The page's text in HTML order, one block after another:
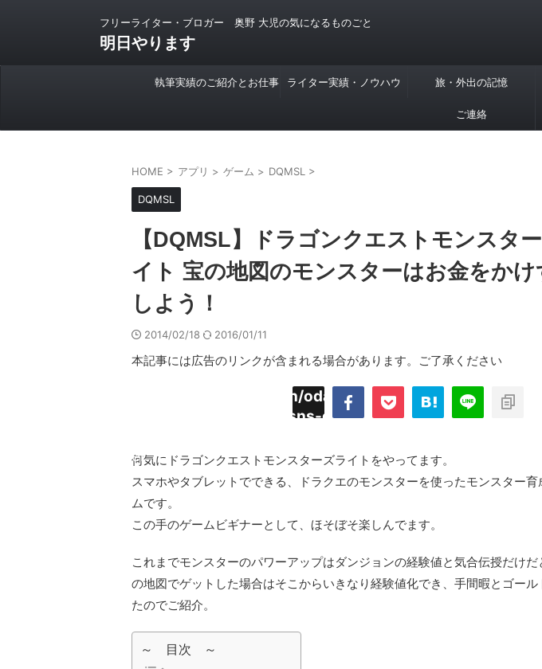
フリーライター・ブロガー 奥野 大児の気になるものごと
明日やります
執筆実績のご紹介とお仕事 ライター実績・ノウハウ 旅・外出の記憶
ご連絡
HOME > アプリ > ゲーム > DQMSL >
DQMSL
【DQMSL】ドラゴンクエストモンスタ
イト 宝の地図のモンスターはお金をかけ
しよう！
2014/02/18 2016/01/11
本記事には広告のリンクが含まれる場合があります。ご了承ください
"Twitter"
/home/daimyoojin/odaiji.com/public_html/blog/wp-
content/plugins/sns-count-cache/sns-count-
何気にドラゴンクエストモンスターズライトをやってます。
スマホやタブレットでできる、ドラクエのモンスターを使ったモンスター
ムです。
この手のゲームビギナーとして、ほそぼそ楽しんでます。
これまでモンスターのパワーアップはダンジョンの経験値と気合伝授だけ
の地図でゲットした場合はそこからいきなり経験値化でき、手間暇とゴー
たのでご紹介。
～ 目次 ～